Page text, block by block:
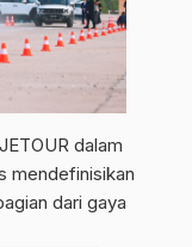
dalam
mendefinisikan
dari gaya